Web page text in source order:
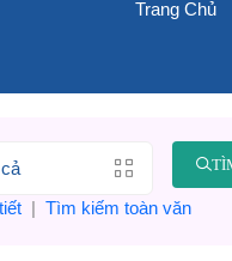
Trang Chủ
| Tìm kiếm toàn văn